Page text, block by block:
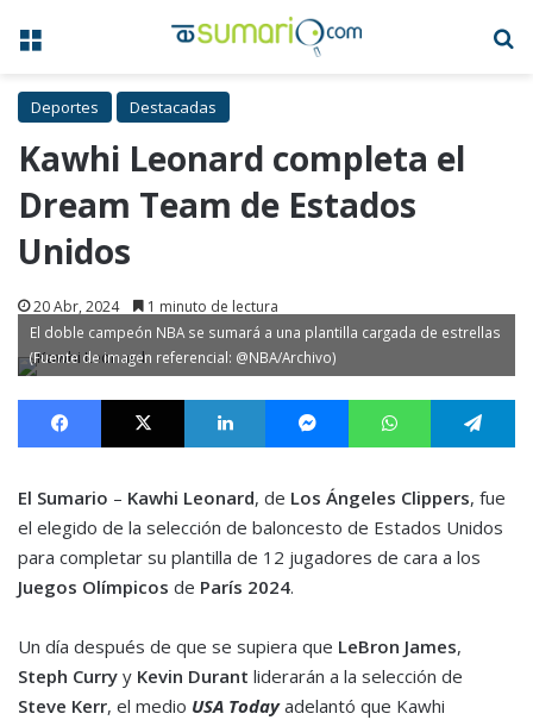
Menú
Deportes Destacadas
Kawhi Leonard completa el
Dream Team de Estados
Unidos
20 Abr, 2024 1 minuto de lectura
El doble campeón NBA se sumará a una plantilla cargada de estrellas
(Fuente de imagen referencial: @NBA/Archivo)
Facebook X LinkedIn MessengerWhatsApp
El Sumario – Kawhi Leonard, de Los Ángeles Clippers, fue
el elegido de la selección de baloncesto de Estados Unidos
para completar su plantilla de 12 jugadores de cara a los
Juegos Olímpicos de París 2024.
Un día después de que se supiera que LeBron James,
Steph Curry y Kevin Durant liderarán a la selección de
Steve Kerr, el medio USA Todayadelantó que Kawhi